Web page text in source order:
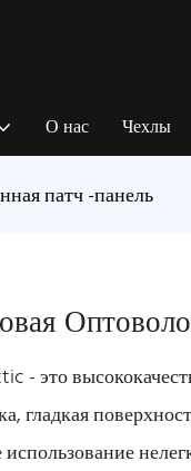
О нас Чехлы
патч -панель
- это
гладкая